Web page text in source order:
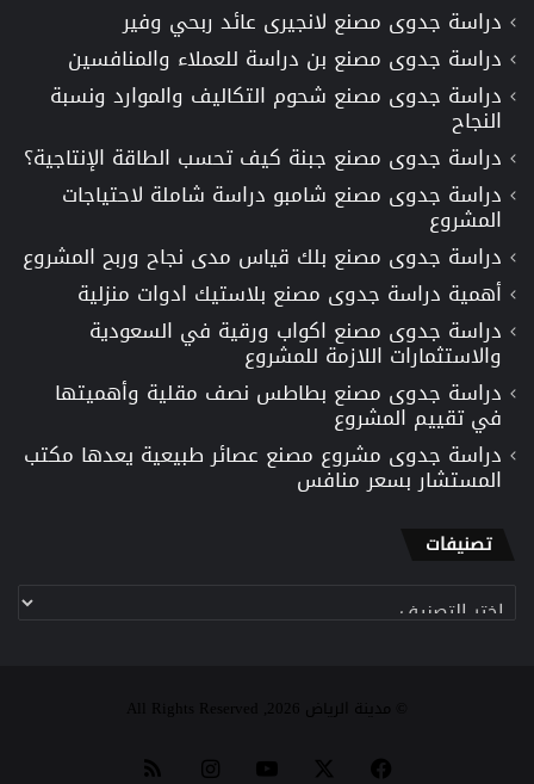
دراسة جدوى مصنع لانجيرى عائد ربحي وفير
دراسة جدوى مصنع بن دراسة للعملاء والمنافسين
دراسة جدوى مصنع شحوم التكاليف والموارد ونسبة
النجاح
دراسة جدوى مصنع جبنة كيف تحسب الطاقة الإنتاجية؟
دراسة جدوى مصنع شامبو دراسة شاملة لاحتياجات
المشروع
دراسة جدوى مصنع بلك قياس مدى نجاح وربح المشروع
أهمية دراسة جدوى مصنع بلاستيك ادوات منزلية
دراسة جدوى مصنع اكواب ورقية في السعودية
والاستثمارات اللازمة للمشروع
دراسة جدوى مصنع بطاطس نصف مقلية وأهميتها
في تقييم المشروع
دراسة جدوى مشروع مصنع عصائر طبيعية يعدها مكتب
المستشار بسعر منافس
تصنيفات
تصنيفات
© مدينة الرياض 2026, All Rights Reserved
فيسبوك ‫YouTube انستقرام